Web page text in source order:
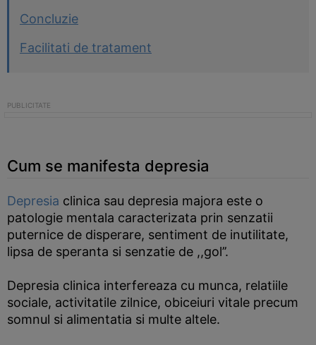
Concluzie
Facilitati de tratament
Cum se manifesta depresia
Depresia clinica sau depresia majora este o
patologie mentala caracterizata prin senzatii
puternice de disperare, sentiment de inutilitate,
lipsa de speranta si senzatie de ,,gol’’.
Depresia clinica interfereaza cu munca, relatiile
sociale, activitatile zilnice, obiceiuri vitale precum
somnul si alimentatia si multe altele.